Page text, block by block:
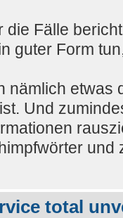
Fälle
guter Form
nämlich etwas
Und
und
total